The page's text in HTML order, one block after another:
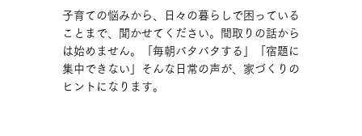
子育ての悩みから、日々の暮らしで困っている
ことまで、聞かせてください。間取りの話から
は始めません。「毎朝バタバタする」「宿題に
集中できない」そんな日常の声が、家づくりの
ヒントになります。